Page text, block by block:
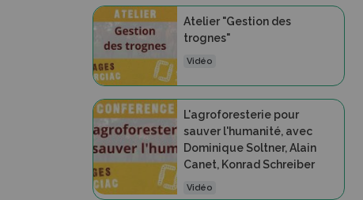
Atelier "Gestion des
trognes"
Vidéo
L'agroforesterie pour
sauver l'humanité, avec
Dominique Soltner, Alain
Canet, Konrad Schreiber
Vidéo